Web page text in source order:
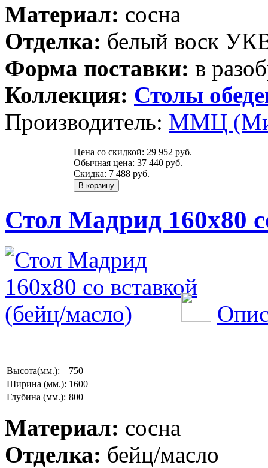
Материал: сосна
Отделка: белый воск
Форма поставки: в
Коллекция: Столы
Производитель: ММЦ
Цена со скидкой: 29 952 руб.
Обычная цена: 37 440 руб.
Скидка: 7 488 руб.
Стол Мадрид 160х80
Высота(мм.):
750
Ширина (мм.): 1600
Глубина (мм.): 800
Материал: сосна
Отделка: бейц/масло